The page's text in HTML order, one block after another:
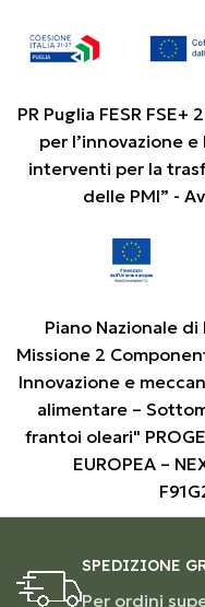
PR Puglia FESR FSE+
per l’innovazione
interventi per la
delle PMI” -
Piano Nazionale di
Missione 2
Innovazione e
alimentare –
frantoi oleari"
EUROPEA –
SPEDIZIONE
Per ordini